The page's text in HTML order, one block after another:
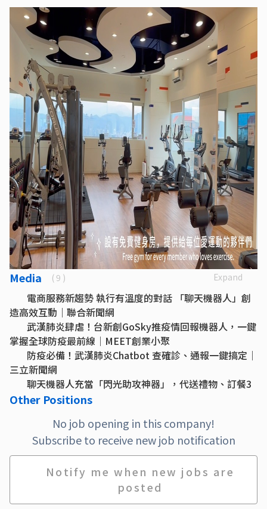
Media ( 9 ) Expand
電商服務新趨勢 執行有溫度的對話 「聊天機器人」創
造高效互動｜聯合新聞網
武漢肺炎肆虐！台新創GoSky推疫情回報機器人，一鍵
掌握全球防疫最前線｜MEET創業小聚
防疫必備！武漢肺炎Chatbot 查確診、通報一鍵搞定｜
三立新聞網
聊天機器人充當「閃光助攻神器」，代送禮物、訂餐3
分鐘搞定情人節｜T客邦
用聊天機器人找到鐵粉｜數位時代
放棄進Facebook工作機會選擇創業，GoSky在聊天機
器人世界大賽勇奪全球第四｜數位時代
【Facebook開發者社群】台灣開發者自學能力很強，
但缺乏大型專案經驗｜INSIDE
男友別慌！聊天機器人充當「閃光助攻神器」｜中時電
Other Positions
No job opening in this company!
Subscribe to receive new job notification
Notify me when new jobs are
posted